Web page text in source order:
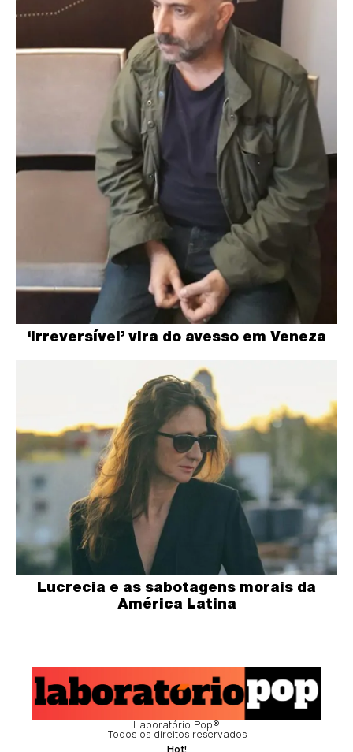
‘Irreversível’ vira do avesso em Veneza
Lucrecia e as sabotagens morais da
América Latina
Laboratório Pop®
Todos os direitos reservados
Hot!